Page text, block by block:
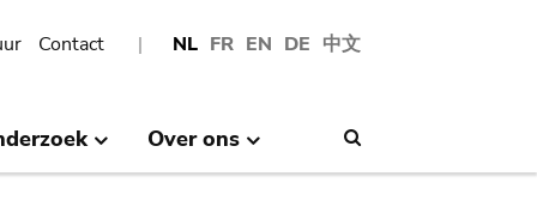
NL FR EN DE 中文
Contact
Over ons